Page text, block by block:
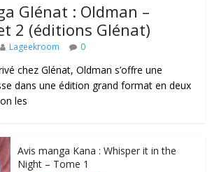
Glénat : Oldman –
2 (éditions Glénat)
Lageekroom 0
chez Glénat, Oldman s’offre une
dans une édition grand format en deux
les
Avis manga Kana : Whisper it in the
Night – Tome 1